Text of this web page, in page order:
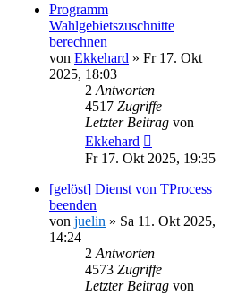
Programm
Wahlgebietszuschnitte
berechnen
von Ekkehard » Fr 17. Okt
2025, 18:03
2 Antworten
4517 Zugriffe
Letzter Beitrag von
Ekkehard
Fr 17. Okt 2025, 19:35
[gelöst] Dienst von TProcess
beenden
von juelin » Sa 11. Okt 2025,
14:24
2 Antworten
4573 Zugriffe
Letzter Beitrag von